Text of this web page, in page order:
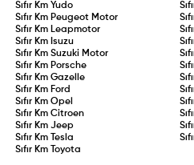
Sıfır KmYudo
Sıfır Km Peugeot Motor
Sıfır Km Leapmotor
Sıfır Km Isuzu
Sıfır KmSuzuki Motor
Sıfır Km Porsche
Sıfır KmGazelle
Sıfır Km Ford
Sıfır KmOpel
Sıfır KmCitroen
Sıfır KmJeep
Sıfır Km
Tesla
Sıfır Km
Toyota